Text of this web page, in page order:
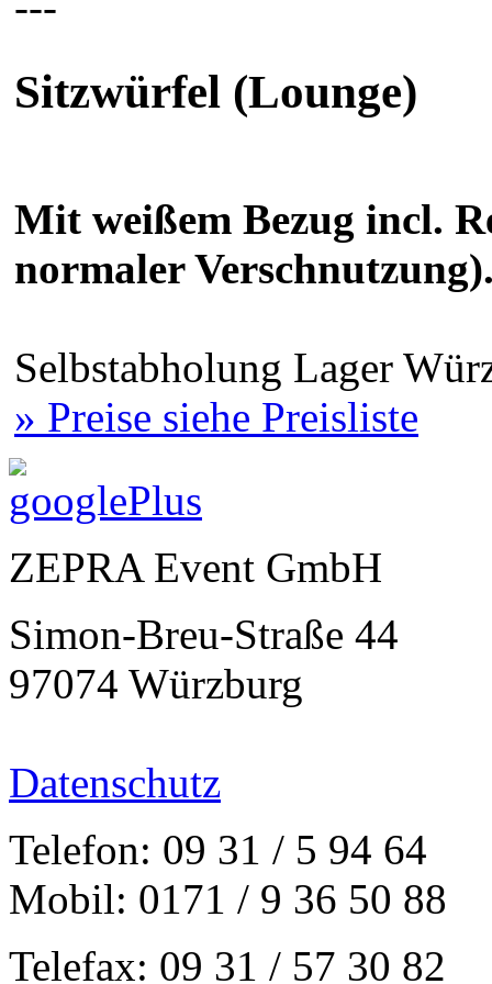
Sitzwürfel (Lounge)
Mit weißem Bezug incl.
normaler
Selbstabholung Lager
» Preise siehe Preisliste
ZEPRA Event GmbH
Simon-Breu-Straße 44
97074 Würzburg
Datenschutz
Telefon: 09 31 / 5 94 64
Mobil: 0171 / 9 36 50 88
Telefax: 09 31 / 57 30 82